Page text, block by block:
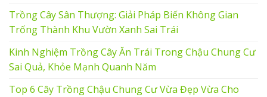
Trồng Cây Sân Thượng: Giải Pháp Biến Không Gian
Trống Thành Khu Vườn Xanh Sai Trái
Kinh Nghiệm Trồng Cây Ăn Trái Trong Chậu Chung Cư
Sai Quả, Khỏe Mạnh Quanh Năm
Top 6 Cây Trồng Chậu Chung Cư Vừa Đẹp Vừa Cho